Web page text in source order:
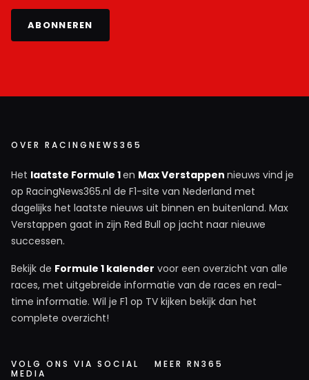
ABONNEREN
OVER RACINGNEWS365
Het laatste Formule 1en Max Verstappen nieuws vind je
op RacingNews365.nl de F1-site van Nederland met
dagelijks het laatste nieuws uit binnen en buitenland. Max
Verstappen gaat in zijn Red Bull op jacht naar nieuwe
successen.
Bekijk de Formule 1 kalender voor een overzicht van alle
races, met uitgebreide informatie van de races en real-
time informatie. Wil je F1 op TV kijken bekijk dan het
complete overzicht!
VOLG ONS VIA SOCIAL
MEDIA
MEER RN365